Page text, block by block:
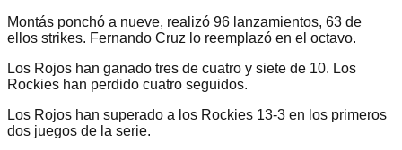
Montás ponchó a nueve, realizó 96 lanzamientos, 63 de
ellos strikes. Fernando Cruz lo reemplazó en el octavo.
Los Rojos han ganado tres de cuatro y siete de 10. Los
Rockies han perdido cuatro seguidos.
Los Rojos han superado a los Rockies 13-3 en los primeros
dos juegos de la serie.